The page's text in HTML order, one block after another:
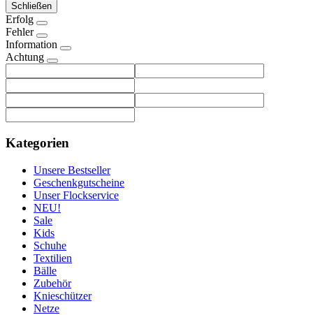
Schließen
Erfolg
Fehler
Information
Achtung
Kategorien
Unsere Bestseller
Geschenkgutscheine
Unser Flockservice
NEU!
Sale
Kids
Schuhe
Textilien
Bälle
Zubehör
Knieschützer
Netze